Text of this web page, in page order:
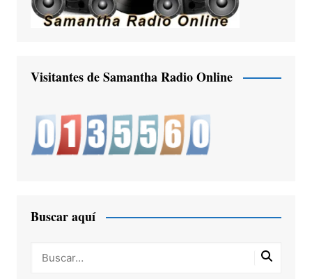
Visitantes de Samantha Radio Online
Buscar aquí